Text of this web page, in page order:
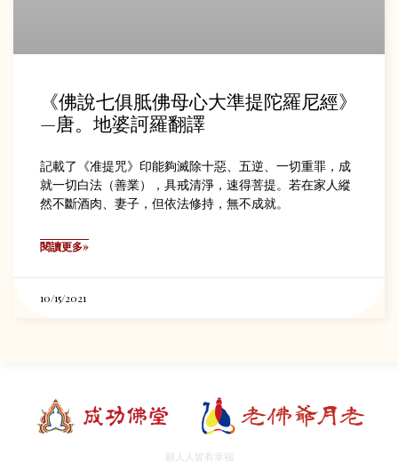
《佛說七俱胝佛母心大準提陀羅尼經》
—唐。地婆訶羅翻譯
記載了《准提咒》印能夠滅除十惡、五逆、一切重罪，成
就一切白法（善業），具戒清淨，速得菩提。若在家人縱
然不斷酒肉、妻子，但依法修持，無不成就。
閱讀更多»
10/15/2021
願人人皆有幸福